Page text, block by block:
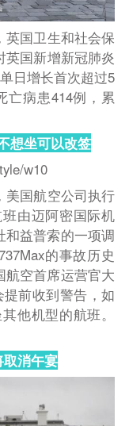
英国卫生和社会保
英国新增新冠肺炎
日增长首次超过5
亡病患414例，累
想坐可以改签
美国航空公司执行
由迈阿密国际机
益普索的一项调
的事故历史
航空首席运营官大
提前收到警告，如
他机型的航班。
消午宴